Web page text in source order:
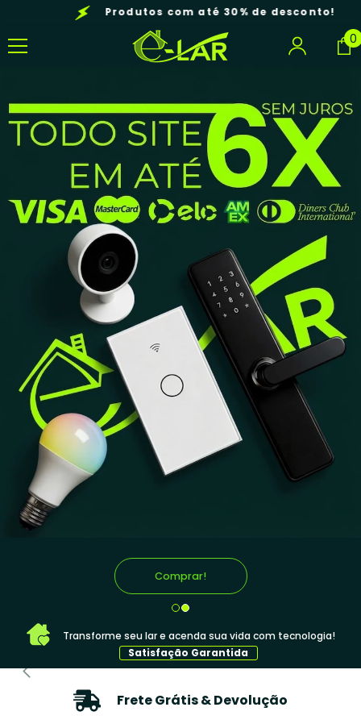
Produtos com até 30% de desconto!
0
0
Comprar!
Transforme seu lar e acenda sua vida com tecnologia!
Satisfação Garantida
Frete Grátis & Devolução